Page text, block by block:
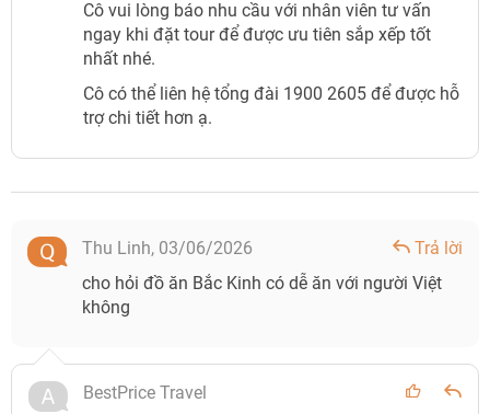
Cô vui lòng báo nhu cầu với nhân viên tư vấn
ngay khi đặt tour để được ưu tiên sắp xếp tốt
nhất nhé.
Cô có thể liên hệ tổng đài 1900 2605 để được hỗ
trợ chi tiết hơn ạ.
Thu Linh, 03/06/2026
Trả lời
cho hỏi đồ ăn Bắc Kinh có dễ ăn với người Việt
không
BestPrice Travel